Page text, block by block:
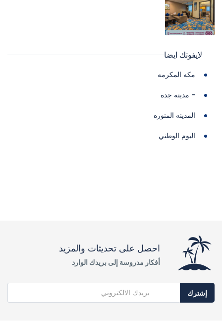
لايفوتك ايضا
مكه المكرمه
- مدينه جده
المدينه المنوره
اليوم الوطني
احصل على تحديثات والمزيد
أفكار مدروسة إلى بريدك الوارد
إشترك